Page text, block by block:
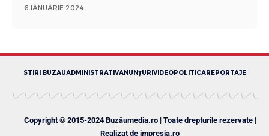
6 IANUARIE 2024
STIRI BUZAUADMINISTRATIVANUNȚURIVIDEOPOLITICAREPORTAJE
Copyright © 2015-2024 Buzăumedia.ro | Toate drepturile rezervate |
Realizat de impresia.ro